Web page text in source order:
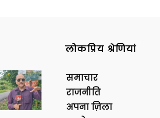
लोकप्रिय श्रेणियां
समाचार
राजनीति
अपना ज़िला